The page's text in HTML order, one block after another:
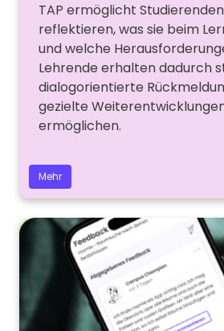
TAP ermöglicht
reflektieren, was sie beim
und welche
Lehrende erhalten dadurch
dialogorientierte
gezielte
ermöglichen.
Mehr